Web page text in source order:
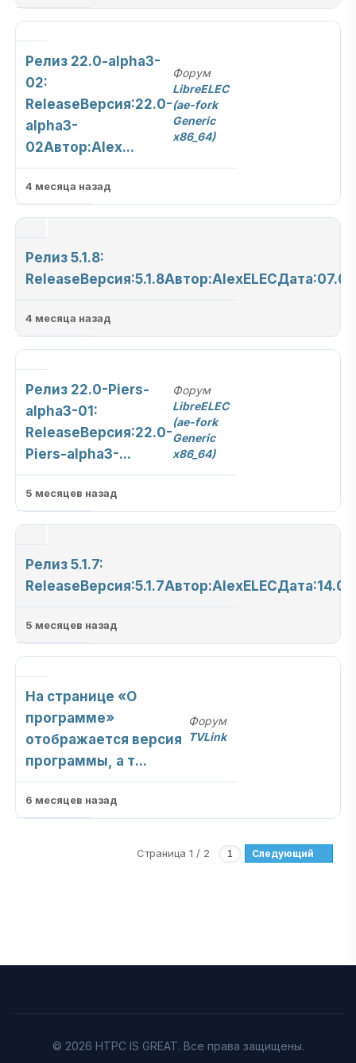
Релиз 22.0-alpha3-
02:
ReleaseВерсия:22.0-
alpha3-
02Автор:Alex...
Форум
LibreELEC
(ae-fork
Generic
x86_64)
4 месяца назад
Релиз 5.1.8:
4 месяца назад
Релиз 22.0-Piers-
alpha3-01:
ReleaseВерсия:22.0-
Piers-alpha3-...
Форум
LibreELEC
(ae-fork
Generic
x86_64)
5 месяцев назад
Релиз 5.1.7:
5 месяцев назад
На странице «О
программе»
отображается версия
программы, а т...
Форум
TVLink
6 месяцев назад
Страница 1 / 2 Следующий
© 2026 HTPC IS GREAT. Все права защищены.